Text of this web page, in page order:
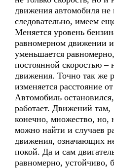
движения автомобиля не
следовательно, имеем
Меняется уровень
равномерном движении
уменьшается
постоянной скоростью –
движения. Точно так же
изменяется расстояние
Автомобиль
работает. Движений
конечно, множество, но,
можно найти и случаев
движения, означающих
покой. Да и сам
равномерно, устойчиво,